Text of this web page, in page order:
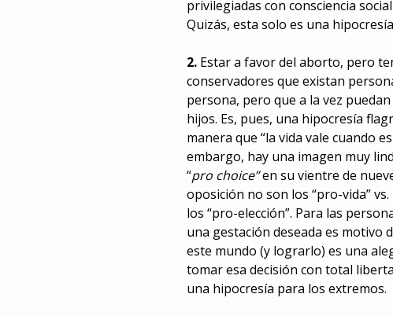
privilegiadas con consciencia
Quizás, esta solo es una
2. Estar a favor del aborto, pero
conservadores que existan
persona, pero que a la vez
hijos. Es, pues, una hipocresía
manera que “la vida vale cuando
embargo, hay una imagen muy
“pro choice”en su vientre de
oposición no son los “pro-vida”
los “pro-elección”. Para las
una gestación deseada es motivo
este mundo (y lograrlo) es una
tomar esa decisión con total
una hipocresía para los extremos.